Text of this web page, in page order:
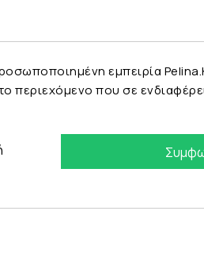
εμπειρία
που σε